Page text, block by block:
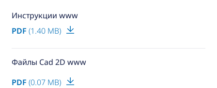
Инструкции www
PDF (1.40 MB)
Файлы Cad 2D www
PDF (0.07 MB)